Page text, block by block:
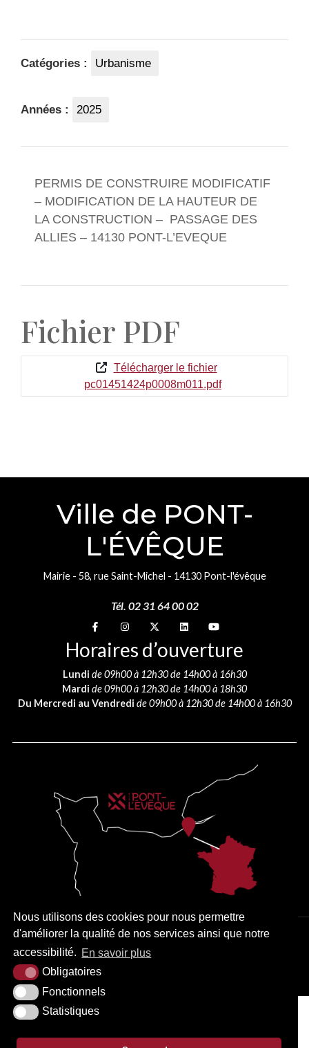
Nous utilisons des cookies pour nous permettre
d'améliorer la qualité de nos services ainsi que notre
accessibilité. En savoir plus
Obligatoires
Fonctionnels
Statistiques
Catégories : Urbanisme
Années : 2025
PERMIS DE CONSTRUIRE MODIFICATIF
– MODIFICATION DE LA HAUTEUR DE
LA CONSTRUCTION – PASSAGE DES
ALLIES – 14130 PONT-L’EVEQUE
Fichier PDF
Télécharger le fichier
pc01451424p0008m011.pdf
Ville de PONT-
L'ÉVÊQUE
Mairie - 58, rue Saint-Michel - 14130 Pont-l'évêque
Tél. 02 31 64 00 02
Suivez-nous sur
Suivez-nous sur
Suivez-nous sur
Suivez-nous sur
Suivez-nous sur
Horaires d’ouverture
Lundi de 09h00 à 12h30 de 14h00 à 16h30
Mardi de 09h00 à 12h30 de 14h00 à 18h30
Du Mercredi au Vendredi de 09h00 à 12h30 de 14h00 à 16h30
PLAN DU SITE MENTIONS LÉGALES ACCESSIBILITÉ